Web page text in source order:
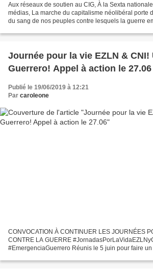
Aux réseaux de soutien au CIG, À la Sexta
médias, La marche du capitalisme néolibéral porte
du sang de nos peuples contre lesquels la guerre
Journée pour la vie EZLN & CNI!
Guerrero! Appel à action le 27.06
Publié le 19/06/2019 à 12:21
Par caroleone
CONVOCATION À CONTINUER LES JOURNÉES
CONTRE LA GUERRE
#EmergenciaGuerrero Réunis le 5 juin pour faire
monde afin...